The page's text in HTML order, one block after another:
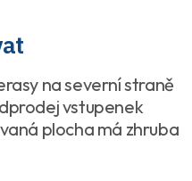
na severní straně
vstupenek
plocha má zhruba